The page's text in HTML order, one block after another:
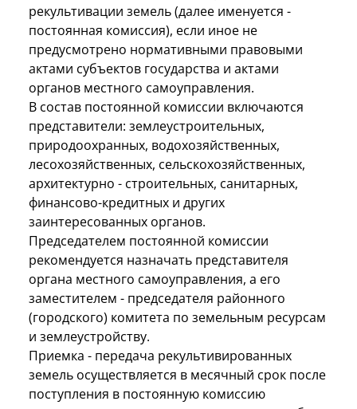
рекультивации земель (далее именуется -
постоянная комиссия), если иное не
предусмотрено нормативными правовыми
актами субъектов государства и актами
органов местного самоуправления.
В состав постоянной комиссии включаются
представители: землеустроительных,
природоохранных, водохозяйственных,
лесохозяйственных, сельскохозяйственных,
архитектурно - строительных, санитарных,
финансово-кредитных и других
заинтересованных органов.
Председателем постоянной комиссии
рекомендуется назначать представителя
органа местного самоуправления, а его
заместителем - председателя районного
(городского) комитета по земельным ресурсам
и землеустройству.
Приемка - передача рекультивированных
земель осуществляется в месячный срок после
поступления в постоянную комиссию